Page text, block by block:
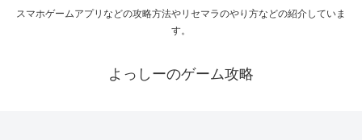
スマホゲームアプリなどの攻略方法やリセマラのやり方などの紹介していま
す。
よっしーのゲーム攻略